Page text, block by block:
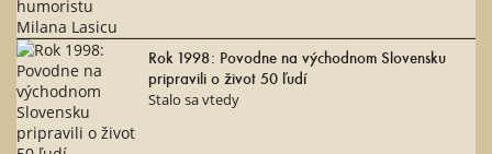
Rok 1998: Povodne na východnom Slovensku
pripravili o život 50 ľudí
Stalo sa vtedy